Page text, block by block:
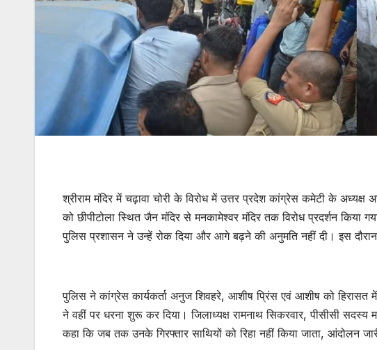
श्रीराम मंदिर में चढ़ावा चोरी के विरोध में उत्तर प्रदेश कांग्रेस कमेटी के
को छीपीटोला स्थित जैन मंदिर से मनकामेश्वर मंदिर तक विरोध प्रदर्शन
पुलिस प्रशासन ने उन्हें रोक दिया और आगे बढ़ने की अनुमति नहीं दी। इस
पुलिस ने कांग्रेस कार्यकर्ता अनुज शिवहरे, आशीष प्रिंस एवं आशीष को
ने वहीं पर धरना शुरू कर दिया। जिलाध्यक्ष रामनाथ सिकरवार, पीसीसी सदस्य
कहा कि जब तक उनके गिरफ्तार साथियों को रिहा नहीं किया जाता, आंदोलन